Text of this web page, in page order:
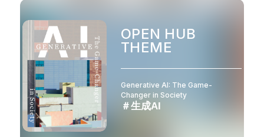
OPEN HUB
THEME
Generative AI: The Game-
Changer in Society
＃生成AI